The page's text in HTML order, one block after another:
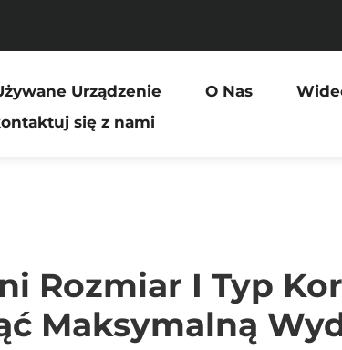
Urządzenie O Nas
się z nami
Rozmiar I Typ
Maksymalną